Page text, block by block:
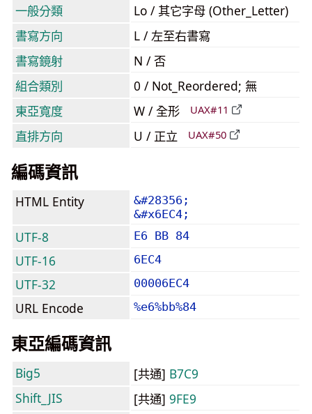
一般分類
Lo / 其它字母 (Other_Letter)
書寫方向
L / 左至右書寫
書寫鏡射
N / 否
組合類別
0 / Not_Reordered; 無
東亞寬度
W / 全形 UAX#11
直排方向 U / 正立 UAX#50
編碼資訊
HTML Entity
&#28356;
&#x6EC4;
UTF-8 E6 BB 84
UTF-16 6EC4
UTF-32 00006EC4
URL Encode %e6%bb%84
東亞編碼資訊
Big5 [共通] B7C9
Shift_JIS
[共通] 9FE9